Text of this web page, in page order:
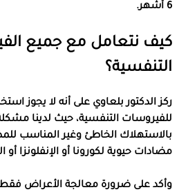
6 أشهر.
كيف نتعامل مع جميع
التنفسية؟
ركز الدكتور بلعاوي على أنه لا يجوز
للفيروسات التنفسية، حيث لدينا
بالاستهلاك الخاطئ وغير المناسب
مضادات حيوية لكورونا أو الإنفلونزا
وأكد على ضرورة معالجة الأعراض فقط